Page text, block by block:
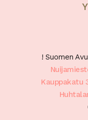
! Suomen
Kauppakatu